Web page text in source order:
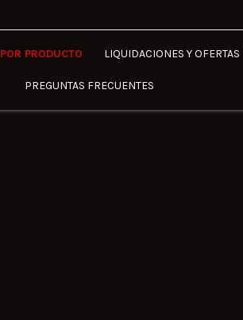
POR PRODUCTO LIQUIDACIONES Y OFERTAS
PREGUNTAS FRECUENTES